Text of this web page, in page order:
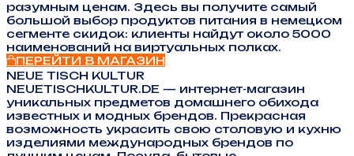
разумным ценам. Здесь вы получите самый
большой выбор продуктов питания в немецком
сегменте скидок: клиенты найдут около 5000
наименований на виртуальных полках.
ПЕРЕЙТИ В МАГАЗИН
NEUE TISCH KULTUR
NEUETISCHKULTUR.DE — интернет-магазин
уникальных предметов домашнего обихода
известных и модных брендов. Прекрасная
возможность украсить свою столовую и кухню
изделиями международных брендов по